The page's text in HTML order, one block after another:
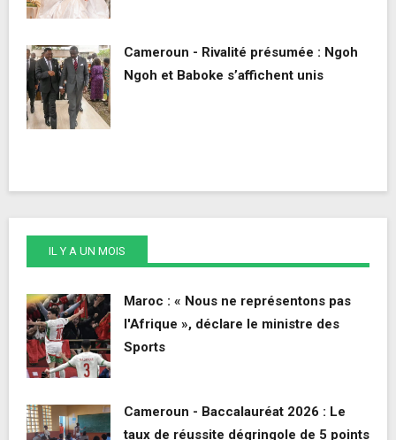
Cameroun - Rivalité présumée : Ngoh
Ngoh et Baboke s’affichent unis
IL Y A UN MOIS
Maroc : « Nous ne représentons pas
l'Afrique », déclare le ministre des
Sports
Cameroun - Baccalauréat 2026 : Le
taux de réussite dégringole de 5 points